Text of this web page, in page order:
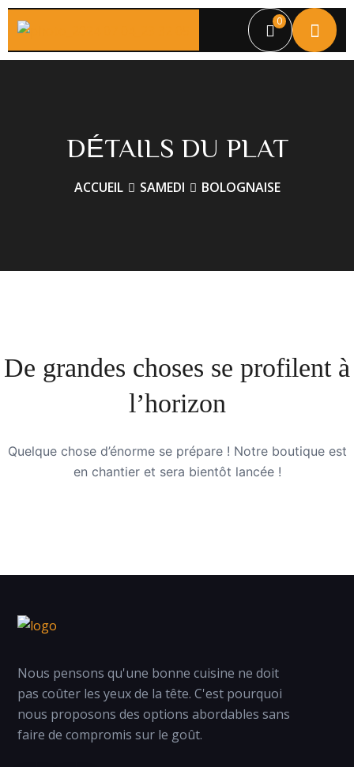
0
DÉTAILS DU PLAT
ACCUEIL SAMEDI BOLOGNAISE
De grandes choses se profilent à
l’horizon
Quelque chose d’énorme se prépare ! Notre boutique est
en chantier et sera bientôt lancée !
Nous pensons qu'une bonne cuisine ne doit
pas coûter les yeux de la tête. C'est pourquoi
nous proposons des options abordables sans
faire de compromis sur le goût.